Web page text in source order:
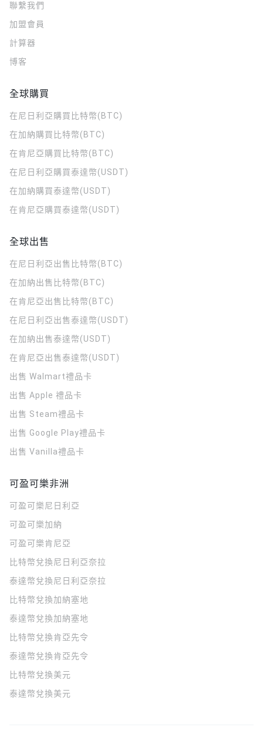
聯繫我們
加盟會員
計算器
博客
全球購買
在尼日利亞購買比特幣(BTC)
在加納購買比特幣(BTC)
在肯尼亞購買比特幣(BTC)
在尼日利亞購買泰達幣(USDT)
在加納購買泰達幣(USDT)
在肯尼亞購買泰達幣(USDT)
全球出售
在尼日利亞出售比特幣(BTC)
在加納出售比特幣(BTC)
在肯尼亞出售比特幣(BTC)
在尼日利亞出售泰達幣(USDT)
在加納出售泰達幣(USDT)
在肯尼亞出售泰達幣(USDT)
出售 Walmart禮品卡
出售 Apple 禮品卡
出售 Steam禮品卡
出售 Google Play禮品卡
出售 Vanilla禮品卡
可盈可樂非洲
可盈可樂 尼日利亞
可盈可樂加納
可盈可樂肯尼亞
比特幣兌換尼日利亞奈拉
泰達幣兌換尼日利亞奈拉
比特幣兌換加納塞地
泰達幣兌換加納塞地
比特幣兌換肯亞先令
泰達幣兌換肯亞先令
比特幣兌換美元
泰達幣兌換美元